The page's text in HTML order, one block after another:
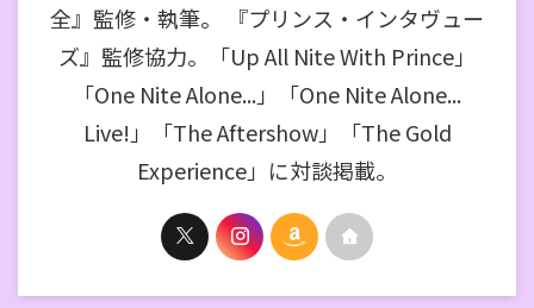
全』監修・執筆。 『プリンス・インタヴュー
ズ』監修協力。「Up All Nite With Prince」
「One Nite Alone...」「One Nite Alone...
Live!」「The Aftershow」「The Gold
Experience」に対談掲載。